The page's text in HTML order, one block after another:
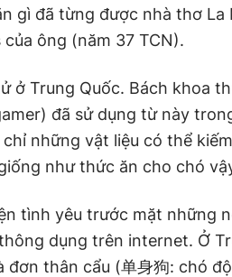
gì đã từng được nhà thơ La
ông (năm 37 TCN).
ở Trung Quốc. Bách khoa
đã sử dụng từ này
những vật liệu có thể kiếm
như thức ăn cho chó
tình yêu trước mặt những
dụng trên internet. Ở
thân cẩu (单身狗: chó